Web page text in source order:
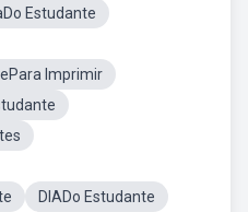
Estudante
Imprimir
DIADo Estudante